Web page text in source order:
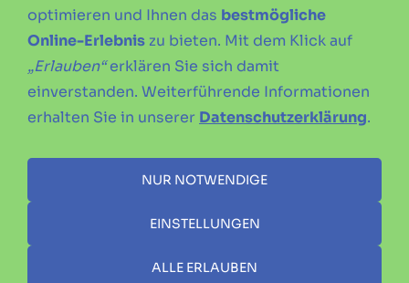
optimieren und Ihnen das bestmögliche
Online-Erlebnis zu bieten. Mit dem Klick auf
„Erlauben“erklären Sie sich damit
einverstanden. Weiterführende Informationen
erhalten Sie in unserer Datenschutzerklärung.
NUR NOTWENDIGE
EINSTELLUNGEN
ALLE ERLAUBEN